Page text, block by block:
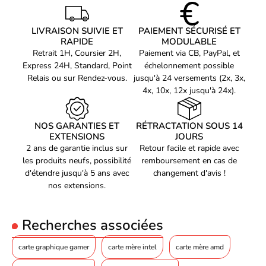
Le refroidissement actif de la Asus PRIME-RX9060XT-O8G
permet de maintenir votre système à une température optimale,
même lors de sessions de jeu intenses. Grâce à cette technologie
de pointe, vous pouvez profiter de toutes les capacités de votre
carte graphique sans craindre de surchauffe ou de baisse de
performance.
Quantité de ports HDMI
Version HDMI
2.1b
Quantité d'interface
DisplayPorts
2
Version de DisplayPort
2.1a
Synthoniseur TV intégré
Version OpenGL
HDCP
Oui
Version HDCP
Édition surcadencée (OC)
Design
Type de refroidissement
Actif
LIVRAISON SUIVIE ET
RAPIDE
Retrait 1H, Coursier 2H,
Express 24H, Standard, Point
Relais ou sur Rendez-vous.
PAIEMENT SÉCURISÉ ET
MODULABLE
Paiement via CB, PayPal, et
échelonnement possible
jusqu'à 24 versements (2x, 3x,
4x, 10x, 12x jusqu'à 24x).
NOS GARANTIES ET
EXTENSIONS
2 ans de garantie inclus sur
les produits neufs, possibilité
d'étendre jusqu'à 5 ans avec
nos extensions.
RÉTRACTATION SOUS 14
JOURS
Retour facile et rapide avec
remboursement en cas de
changement d'avis !
Recherches associées
carte graphique gamer carte mère intel carte mère amd